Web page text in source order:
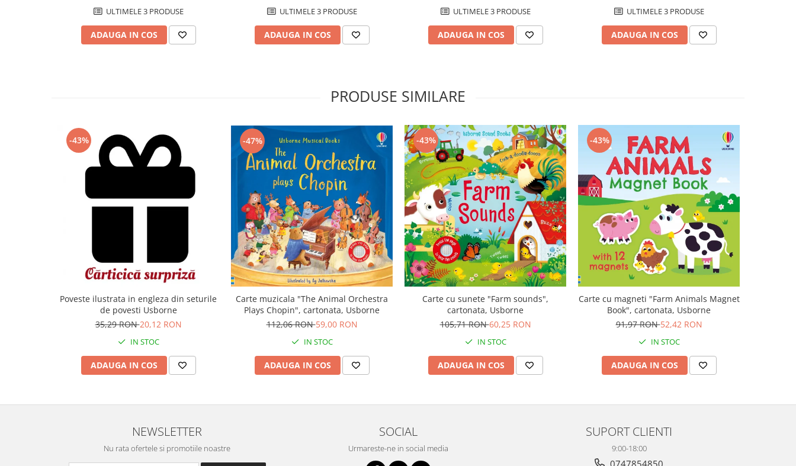
ULTIMELE 3 PRODUSE
ADAUGA IN COS
ULTIMELE 3 PRODUSE
ADAUGA IN COS
ULTIMELE 3 PRODUSE
ADAUGA IN COS
ULTIMELE 3 PRODUSE
ADAUGA IN COS
PRODUSE SIMILARE
-43%
Poveste ilustrata in engleza din seturile
de povesti Usborne
35,29 RON20,12 RON
IN STOC
ADAUGA IN COS
-47%
Carte muzicala "The Animal Orchestra
Plays Chopin", cartonata, Usborne
112,06 RON59,00 RON
IN STOC
ADAUGA IN COS
-43%
Carte cu sunete "Farm sounds",
cartonata, Usborne
105,71 RON60,25 RON
IN STOC
ADAUGA IN COS
-43%
Carte cu magneti "Farm Animals Magnet
Book", cartonata, Usborne
91,97 RON52,42 RON
IN STOC
ADAUGA IN COS
NEWSLETTER
Nu rata ofertele si promotiile noastre
SOCIAL
Urmareste-ne in social media
SUPORT CLIENTI
9:00-18:00
0747854850